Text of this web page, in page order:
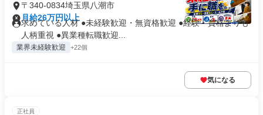
〒340-0834埼玉県八潮市
月給26万円以上
求めている人材 ●未経験歓迎・無資格歓迎 ●経験・資格よりも
人柄重視 ●異業種転職歓迎...
業界未経験歓迎 +22個
気になる
正社員